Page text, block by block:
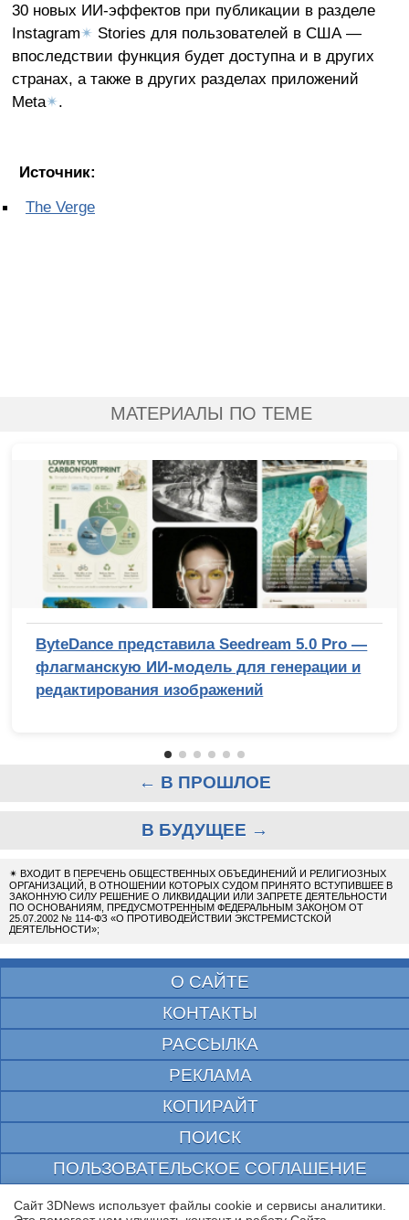
30 новых ИИ-эффектов при публикации в разделе
Instagram✴ Stories для пользователей в США —
впоследствии функция будет доступна и в других
странах, а также в других разделах приложений
Meta✴.
Источник:
The Verge
МАТЕРИАЛЫ ПО ТЕМЕ
ByteDance представила Seedream 5.0 Pro —
флагманскую ИИ-модель для генерации и
редактирования изображений
← В ПРОШЛОЕ
В БУДУЩЕЕ →
✴ ВХОДИТ В ПЕРЕЧЕНЬ ОБЩЕСТВЕННЫХ ОБЪЕДИНЕНИЙ И РЕЛИГИОЗНЫХ
ОРГАНИЗАЦИЙ, В ОТНОШЕНИИ КОТОРЫХ СУДОМ ПРИНЯТО ВСТУПИВШЕЕ В
ЗАКОННУЮ СИЛУ РЕШЕНИЕ О ЛИКВИДАЦИИ ИЛИ ЗАПРЕТЕ ДЕЯТЕЛЬНОСТИ
ПО ОСНОВАНИЯМ, ПРЕДУСМОТРЕННЫМ ФЕДЕРАЛЬНЫМ ЗАКОНОМ ОТ
25.07.2002 № 114-ФЗ «О ПРОТИВОДЕЙСТВИИ ЭКСТРЕМИСТСКОЙ
ДЕЯТЕЛЬНОСТИ»;
О САЙТЕ
КОНТАКТЫ
РАССЫЛКА
РЕКЛАМА
КОПИРАЙТ
ПОИСК
ПОЛЬЗОВАТЕЛЬСКОЕ СОГЛАШЕНИЕ
ЗАЩИЩЕНО CURATOR
Сайт 3DNews использует файлы cookie и сервисы аналитики.